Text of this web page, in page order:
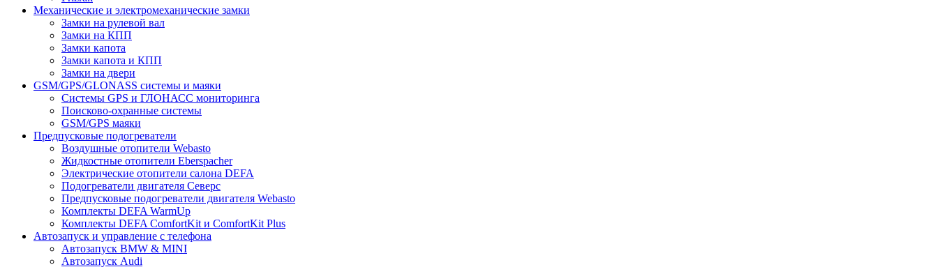
Механические и электромеханические замки
Замки на рулевой вал
Замки на КПП
Замки капота
Замки капота и КПП
Замки на двери
GSM/GPS/GLONASS системы и маяки
Системы GPS и ГЛОНАСС мониторинга
Поисково-охранные системы
GSM/GPS маяки
Предпусковые подогреватели
Воздушные отопители Webasto
Жидкостные отопители Eberspacher
Электрические отопители салона DEFA
Подогреватели двигателя Северс
Предпусковые подогреватели двигателя Webasto
Комплекты DEFA WarmUp
Комплекты DEFA ComfortKit и ComfortKit Plus
Автозапуск и управление с телефона
Автозапуск BMW & MINI
Автозапуск Audi